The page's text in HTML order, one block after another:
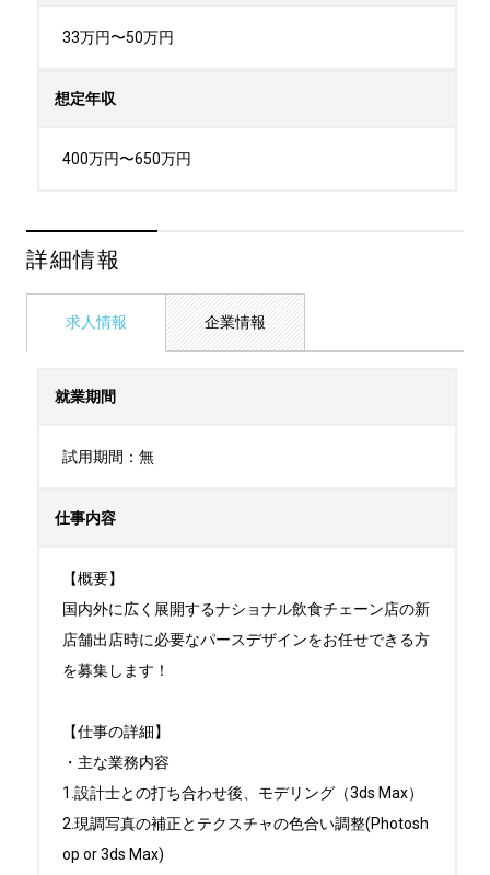
33万円〜50万円
想定年収
400万円〜650万円
詳細情報
求人情報 企業情報
就業期間
試用期間：無
仕事内容
【概要】
国内外に広く展開するナショナル飲食チェーン店の新
店舗出店時に必要なパースデザインをお任せできる方
を募集します！
【仕事の詳細】
・主な業務内容
1.設計士との打ち合わせ後、モデリング（3ds Max）
2.現調写真の補正とテクスチャの色合い調整(Photosh
op or 3ds Max)